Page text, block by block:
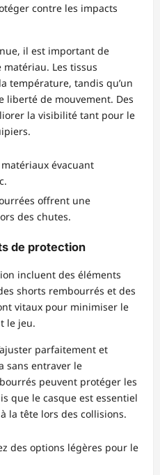
contre les impacts
il est important de
matériau. Les tissus
température, tandis qu’un
liberté de mouvement. Des
la visibilité tant pour le
évacuant
offrent une
des chutes.
de protection
incluent des éléments
shorts rembourrés et des
vitaux pour minimiser le
le jeu.
parfaitement et
sans entraver le
peuvent protéger les
que le casque est essentiel
la tête lors des collisions.
des options légères pour le